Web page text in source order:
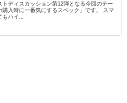
トディスカッション第12弾となる今回のテー
購入時に一番気にするスペック」です。 スマ
ハイ...